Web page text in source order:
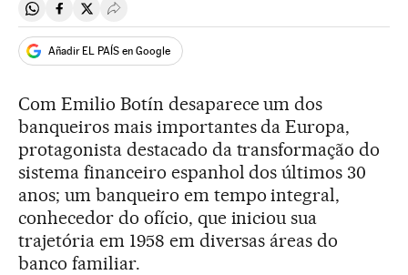
Compartir en Whatsapp
Compartir en Facebook
Compartir en Twitter
Desplegar Redes Sociales
Añadir EL PAÍS en Google
Com Emilio Botín desaparece um dos
banqueiros mais importantes da Europa,
protagonista destacado da transformação do
sistema financeiro espanhol dos últimos 30
anos; um banqueiro em tempo integral,
conhecedor do ofício, que iniciou sua
trajetória em 1958 em diversas áreas do
banco familiar.